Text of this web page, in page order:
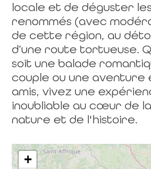
locale et de déguster
renommés (avec
de cette région, au
d’une route tortueuse.
soit une balade
couple ou une aventure
amis, vivez une
inoubliable au cœur de la
nature et de l'histoire.
+